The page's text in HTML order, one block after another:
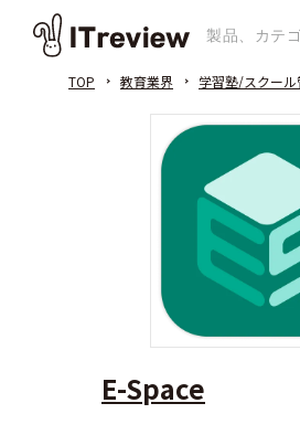
TOP 教育業界 学習塾/スクー
E-Space